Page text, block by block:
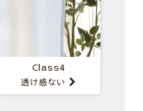
Class4
透け感ない